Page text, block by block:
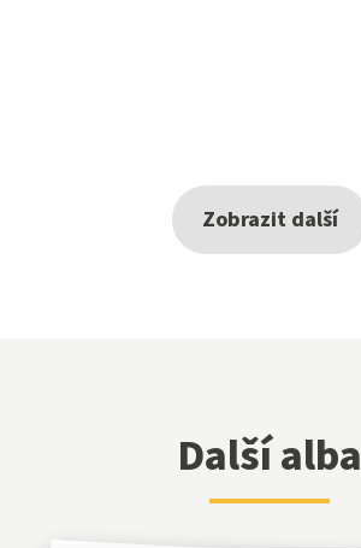
Zobrazit další
Další alba